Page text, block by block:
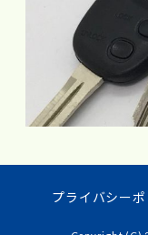
プライバシー